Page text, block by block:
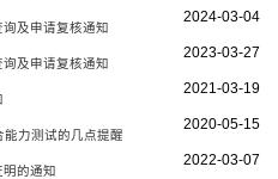
及申请复核通知
2024-03-04
及申请复核通知
2023-03-27
2021-03-19
力测试的几点提醒
2020-05-15
的通知
2022-03-07